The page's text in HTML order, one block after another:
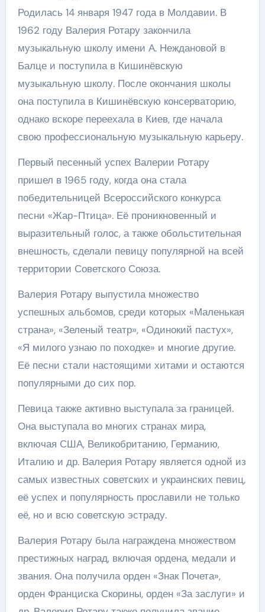
Родилась 14 января 1947 года в Молдавии. В
1962 году Валерия Ротару закончила
музыкальную школу имени А. Неждановой в
Балце и поступила в Кишинёвскую
музыкальную школу. После окончания школы
она поступила в Кишинёвскую консерваторию,
однако вскоре переехала в Киев, где начала
свою профессиональную музыкальную карьеру.
Первый песенный успех Валерии Ротару
пришел в 1965 году, когда она стала
победительницей Всероссийского конкурса
песни «Жар-Птица». Её проникновенный и
выразительный голос, а также обольстительная
внешность, сделали певицу популярной на всей
территории Советского Союза.
Валерия Ротару выпустила множество
успешных альбомов, среди которых «Маленькая
страна», «Зеленый театр», «Одинокий пастух»,
«Я милого узнаю по походке» и многие другие.
Её песни стали настоящими хитами и остаются
популярными до сих пор.
Певица также активно выступала за границей.
Она выступала во многих странах мира,
включая США, Великобританию, Германию,
Италию и др. Валерия Ротару является одной из
самых известных советских и украинских певиц,
её успех и популярность прославили не только
её, но и всю советскую эстраду.
Валерия Ротару была награждена множеством
престижных наград, включая ордена, медали и
звания. Она получила орден «Знак Почета»,
орден Франциска Скорины, орден «За заслуги» и